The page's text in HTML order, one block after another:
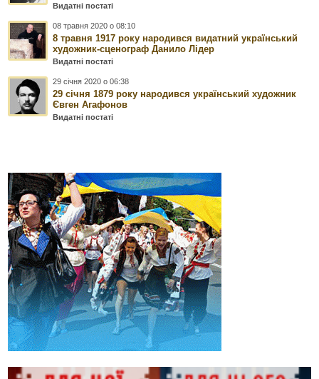
Видатні постаті
08 травня 2020 о 08:10
8 травня 1917 року народився видатний український
художник-сценограф Данило Лідер
Видатні постаті
29 січня 2020 о 06:38
29 cічня 1879 року народився український художник
Євген Агафонов
Видатні постаті